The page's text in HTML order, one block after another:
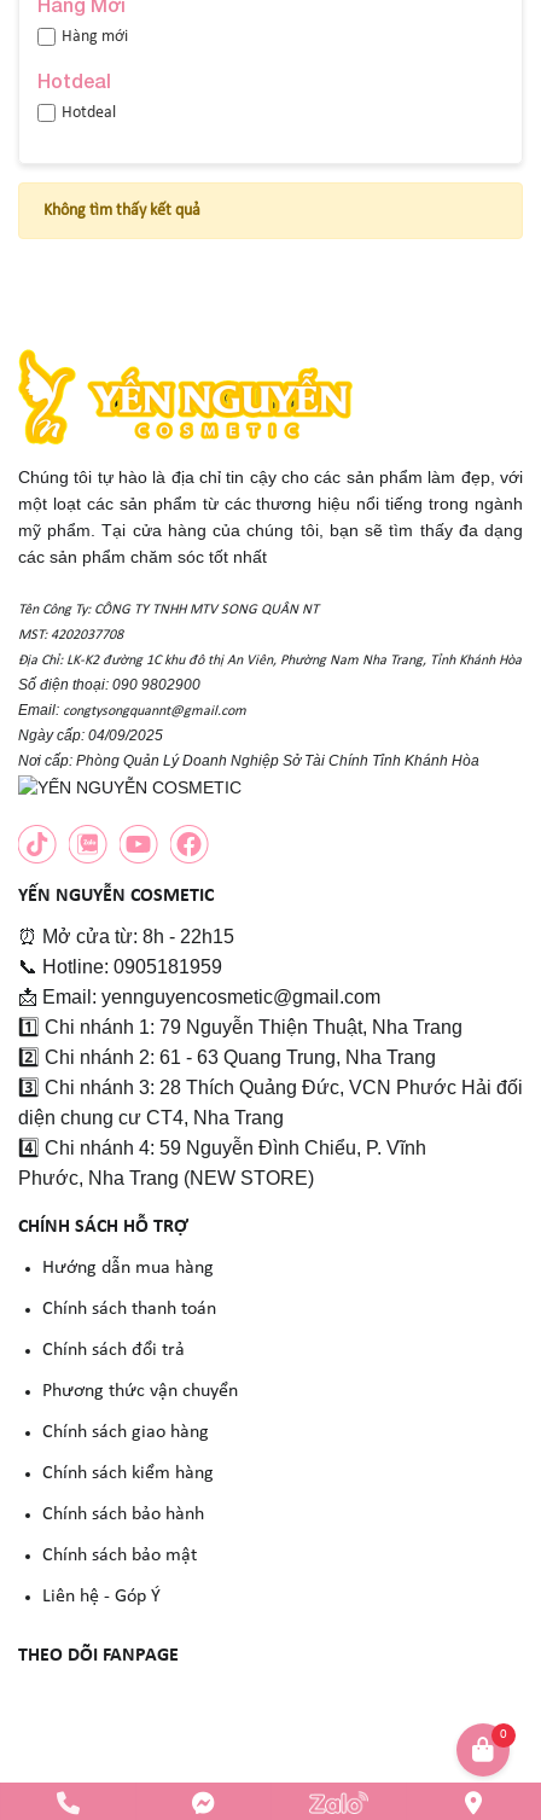
Hàng mới
Hotdeal
Hotdeal
Không tìm thấy kết quả
Chúng tôi tự hào là địa chỉ tin cậy cho các sản phẩm làm đẹp, với
một loạt các sản phẩm từ các thương hiệu nổi tiếng trong ngành
mỹ phẩm. Tại cửa hàng của chúng tôi, bạn sẽ tìm thấy đa dạng
các sản phẩm chăm sóc tốt nhất
Tên Công Ty: CÔNG TY TNHH MTV SONG QUÂN NT
MST: 4202037708
Địa Chỉ: LK-K2 đường 1C khu đô thị An Viên, Phường Nam Nha Trang, Tỉnh Khánh Hòa
Số điện thoại: 090 9802900
Email: congtysongquannt@gmail.com
Ngày cấp: 04/09/2025
Nơi cấp: Phòng Quản Lý Doanh Nghiệp Sở Tài Chính Tỉnh Khánh Hòa
YẾN NGUYỄN COSMETIC
⏰ Mở cửa từ: 8h - 22h15
📞 Hotline: 0905181959
📩 Email: yennguyencosmetic@gmail.com
1️⃣ Chi nhánh 1: 79 Nguyễn Thiện Thuật, Nha Trang
2️⃣ Chi nhánh 2: 61 - 63 Quang Trung, Nha Trang
3️⃣ Chi nhánh 3: 28 Thích Quảng Đức, VCN Phước Hải đối
diện chung cư CT4, Nha Trang
4️⃣ Chi nhánh 4: 59 Nguyễn Đình Chiểu, P. Vĩnh
Phước, Nha Trang (NEW STORE)
CHÍNH SÁCH HỖ TRỢ
Hướng dẫn mua hàng
Chính sách thanh toán
Chính sách đổi trả
Phương thức vận chuyển
Chính sách giao hàng
Chính sách kiểm hàng
Chính sách bảo hành
Chính sách bảo mật
Liên hệ - Góp Ý
THEO DÕI FANPAGE
Copyright © 2023 - YẾN NGUYỄN COSMETIC. All rights reserved. Design by
0